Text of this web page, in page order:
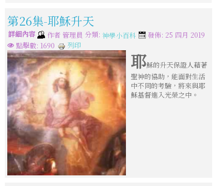
第26集-耶穌升天
詳細內容 作者 管理員 分類: 神學小百科
發佈: 25 四月 2019
點擊數: 1690
列印
耶穌的升天保證人藉著
聖神的協助，能面對生活
中不同的考驗，將來與耶
穌基督進入光榮之中。